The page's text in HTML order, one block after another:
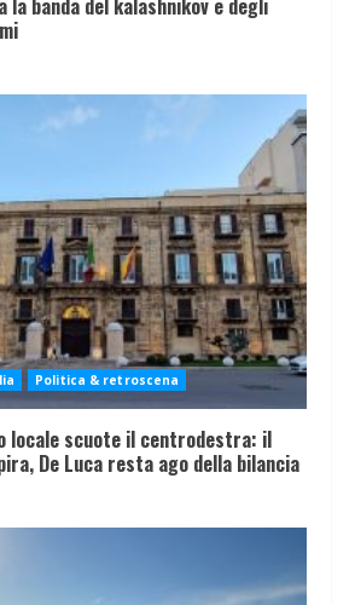
la banda del kalashnikov e degli
Politica & retroscena
locale scuote il centrodestra: il
De Luca resta ago della bilancia